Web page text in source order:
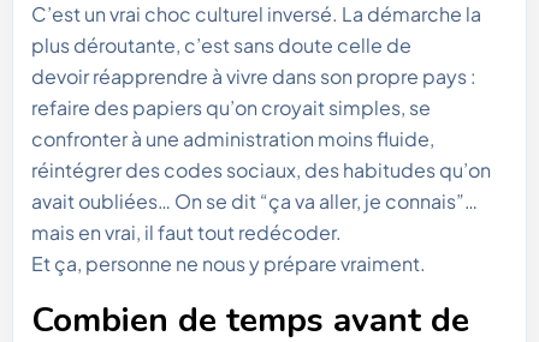
C’est un vrai choc culturel inversé. La démarche la
plus déroutante, c’est sans doute celle de
devoir réapprendre à vivre dans son propre pays :
refaire des papiers qu’on croyait simples, se
confronter à une administration moins fluide,
réintégrer des codes sociaux, des habitudes qu’on
avait oubliées… On se dit “ça va aller, je connais”…
mais en vrai, il faut tout redécoder.
Et ça, personne ne nous y prépare vraiment.
Combien de temps avant de